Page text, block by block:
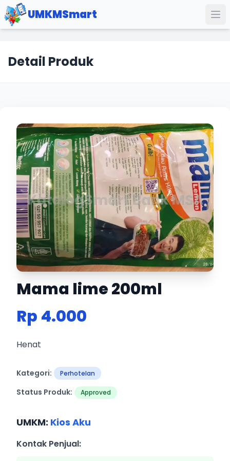
UMKMSmart
Detail Produk
Mama lime 200ml
Rp 4.000
Henat
Kategori: Perhotelan
Status Produk: Approved
UMKM: Kios Aku
Kontak Penjual: